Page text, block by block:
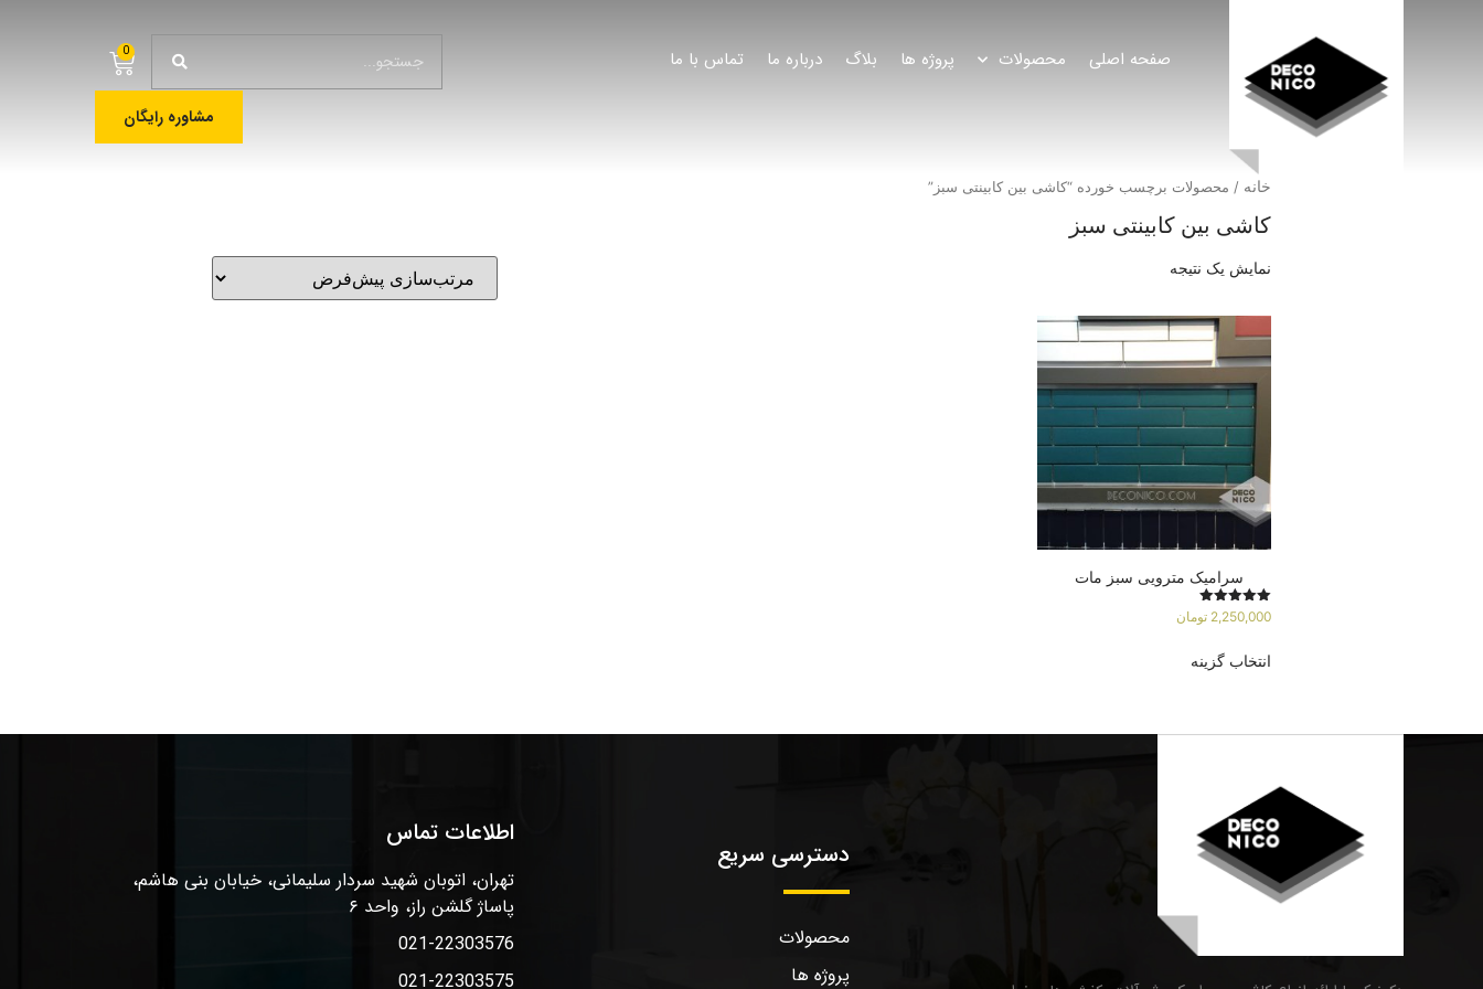
صفحه اصلی محصولات پروژه ها بلاگ درباره ما تماس با ما 0
مشاوره رایگان
خانه / محصولات برچسب خورده “کاشی بین کابینتی سبز”
کاشی بین کابینتی سبز
نمایش یک نتیجه
سرامیک مترویی سبز مات
امتیاز
2,250,000 تومان
انتخاب گزینه
دسترسی سریع
محصولات
پروژه ها
اطلاعات تماس
تهران، اتوبان شهید سردار سلیمانی، خیابان بنی هاشم،
پاساژ گلشن راز، واحد ۶
021-22303576
021-22303575